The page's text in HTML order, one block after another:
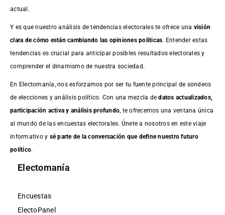
actual.
Y es que nuestro análisis de tendencias electorales te ofrece una visión
clara de cómo están cambiando las opiniones políticas. Entender estas
tendencias es crucial para anticipar posibles resultados electorales y
comprender el dinamismo de nuestra sociedad.
En Electomanía, nos esforzamos por ser tu fuente principal de sondeos
de elecciones y análisis político. Con una mezcla dedatos actualizados,
participación activa y análisis profundo , te ofrecemos una ventana única
al mundo de las encuestas electorales. Únete a nosotros en este viaje
informativo y sé parte de la conversación que define nuestro futuro
político.
Electomanía
Encuestas
ElectoPanel